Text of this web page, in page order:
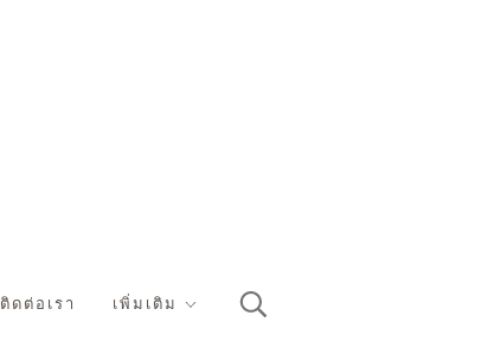
ติดต่อเรา เพิ่มเติม